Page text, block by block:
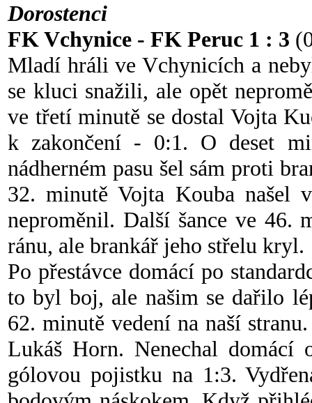
Dorostenci
FK Vchynice - FK Peruc 1 : 3
Mladí hráli ve Vchynicích a
se kluci snažili, ale opět
ve třetí minutě se dostal Vojta
k zakončení - 0:1. O deset
nádherném pasu šel sám proti
32. minutě Vojta Kouba našel
neproměnil. Další šance ve 46.
ránu, ale brankář jeho střelu kryl.
Po přestávce domácí po
to byl boj, ale našim se dařilo
62. minutě vedení na naší
Lukáš Horn. Nenechal
gólovou pojistku na 1:3.